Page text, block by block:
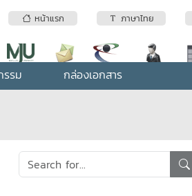
หน้าแรก ภาษาไทย
รรม กล่องเอกสาร